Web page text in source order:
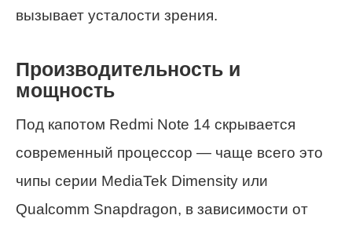
вызывает усталости зрения.
Производительность и
мощность
Под капотом Redmi Note 14 скрывается
современный процессор — чаще всего это
чипы серии MediaTek Dimensity или
Qualcomm Snapdragon, в зависимости от